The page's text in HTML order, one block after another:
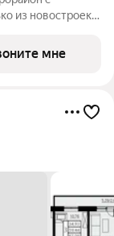
из новостроек.
проверенных
мне